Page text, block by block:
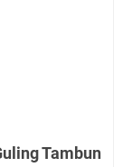
Tambun